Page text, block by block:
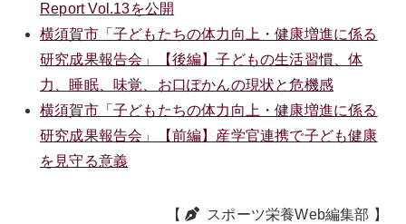
Report Vol.13を公開
横須賀市「子どもたちの体力向上・健康増進に係る
研究成果報告会」【後編】子どもの生活習慣、体
力、睡眠、味覚、お口ぽかんの現状と危機感
横須賀市「子どもたちの体力向上・健康増進に係る
研究成果報告会」【前編】産学官連携で子ども健康
を見守る意義
【 スポーツ栄養Web編集部 】